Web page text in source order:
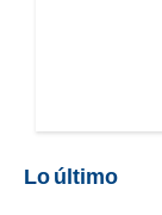
Lo último